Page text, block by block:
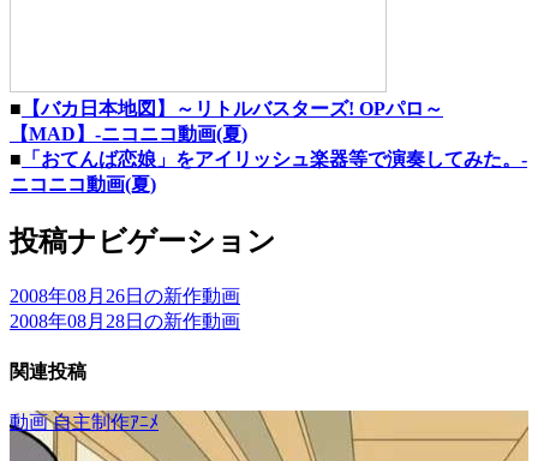
■ 【バカ日本地図】～リトルバスターズ! OPパロ～
【MAD】‐ニコニコ動画(夏)
■ 「おてんば恋娘」をアイリッシュ楽器等で演奏してみた。‐
ニコニコ動画(夏)
投稿ナビゲーション
2008年08月26日の新作動画
2008年08月28日の新作動画
関連投稿
動画自主制作ｱﾆﾒ